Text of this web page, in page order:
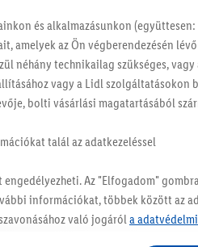
és alkalmazásunkon
amelyek az Ön végberendezésén lévő
néhány technikailag szükséges, vagy
vagy a Lidl szolgáltatásokon
bolti vásárlási magatartásából
talál az adatkezeléssel
Az "Elfogadom"
információkat, többek között az
való jogáróla adatvédelmi